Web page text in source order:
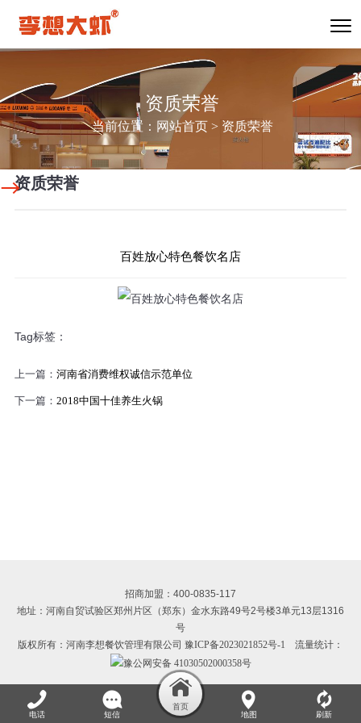
资质荣誉
当前位置： 网站首页> 资质荣誉
资质荣誉
百姓放心特色餐饮名店
Tag标签：
上一篇： 河南省消费维权诚信示范单位
下一篇： 2018中国十佳养生火锅
招商加盟：400-0835-117
地址：河南自贸试验区郑州片区（郑东）金水东路49号2号楼3单元13层1316
号
版权所有：河南李想餐饮管理有限公司 豫ICP备2023021852号-1 流量统计：
豫公网安备 41030502000358号
电话 短信 地图 刷新